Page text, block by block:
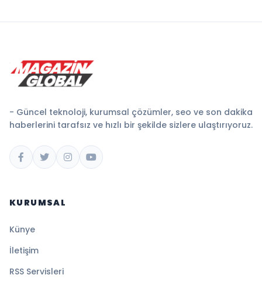
- Güncel teknoloji, kurumsal çözümler, seo ve son dakika
haberlerini tarafsız ve hızlı bir şekilde sizlere ulaştırıyoruz.
KURUMSAL
Künye
İletişim
RSS Servisleri